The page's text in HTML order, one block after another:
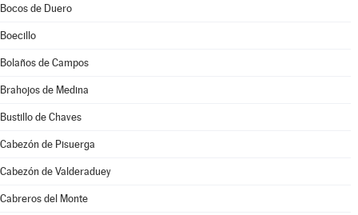
Bocos de Duero
Boecillo
Bolaños de Campos
Brahojos de Medina
Bustillo de Chaves
Cabezón de Pisuerga
Cabezón de Valderaduey
Cabreros del Monte